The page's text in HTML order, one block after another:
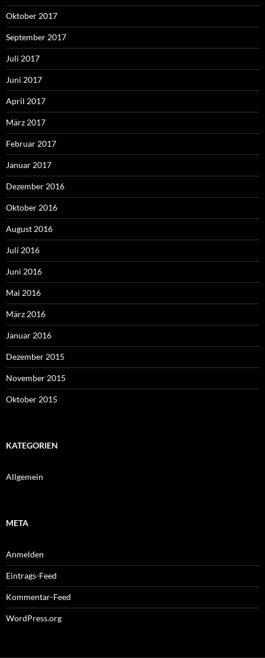
Oktober 2017
September 2017
Juli 2017
Juni 2017
April 2017
März 2017
Februar 2017
Januar 2017
Dezember 2016
Oktober 2016
August 2016
Juli 2016
Juni 2016
Mai 2016
März 2016
Januar 2016
Dezember 2015
November 2015
Oktober 2015
KATEGORIEN
Allgemein
META
Anmelden
Eintrags-Feed
Kommentar-Feed
WordPress.org